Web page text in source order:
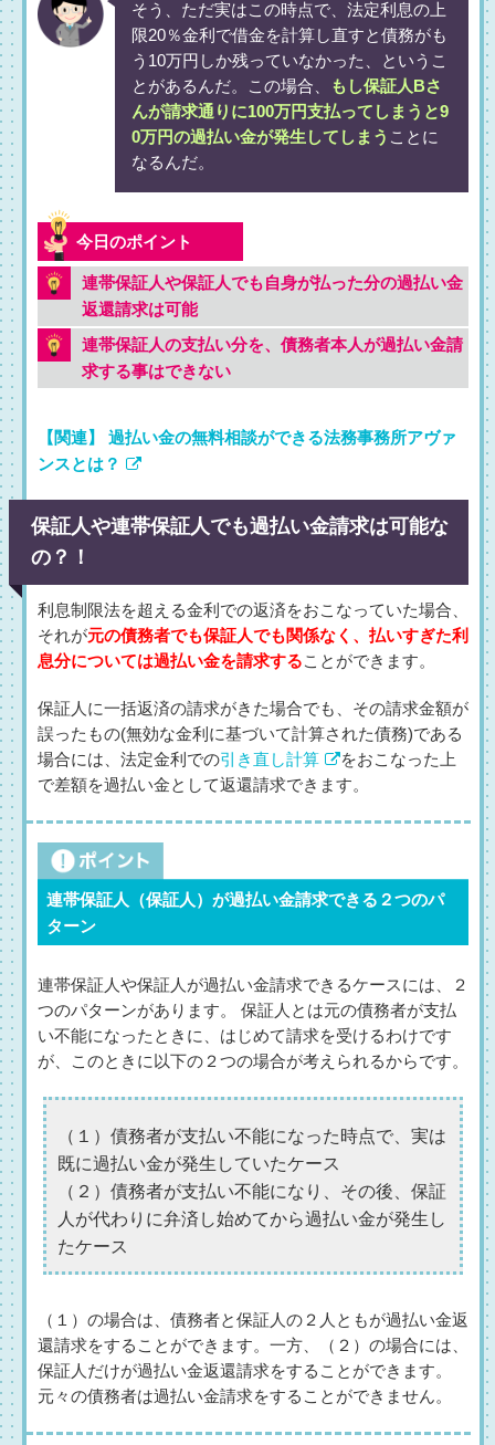
そう、ただ実はこの時点で、法定利息の上
限20％金利で借金を計算し直すと債務がも
う10万円しか残っていなかった、というこ
とがあるんだ。この場合、
もし保証人Bさ
んが請求通りに100万円支払ってしまうと9
0万円の過払い金が発生してしまう ことに
なるんだ。
連帯保証人や保証人でも自身が払った分の過払い金
返還請求は可能
連帯保証人の支払い分を、債務者本人が過払い金請
求する事はできない
【関連】 過払い金の無料相談ができる法務事務所アヴァ
ンスとは？
保証人や連帯保証人でも過払い金請求は可能な
の？！
利息制限法を超える金利での返済をおこなっていた場合、
それが元の債務者でも保証人でも関係なく、払いすぎた利
息分については過払い金を請求することができます。
保証人に一括返済の請求がきた場合でも、その請求金額が
誤ったもの(無効な金利に基づいて計算された債務)である
場合には、法定金利での引き直し計算
をおこなった上
で差額を過払い金として返還請求できます。
連帯保証人（保証人）が過払い金請求できる２つのパ
ターン
連帯保証人や保証人が過払い金請求できるケースには、２
つのパターンがあります。 保証人とは元の債務者が支払
い不能になったときに、はじめて請求を受けるわけです
が、このときに以下の２つの場合が考えられるからです。
（１）債務者が支払い不能になった時点で、実は
既に過払い金が発生していたケース
（２）債務者が支払い不能になり、その後、保証
人が代わりに弁済し始めてから過払い金が発生し
たケース
（１）の場合は、債務者と保証人の２人ともが過払い金返
還請求をすることができます。一方、（２）の場合には、
保証人だけが過払い金返還請求をすることができます。
元々の債務者は過払い金請求をすることができません。